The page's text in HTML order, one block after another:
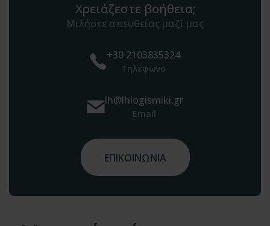
Χρειάζεστε βοήθεια;
Μιλήστε απευθείας μαζί μας
+30 2103835324
Τηλέφωνο
lh@lhlogismiki.gr
Email
ΕΠΙΚΟΙΝΩΝΙΑ